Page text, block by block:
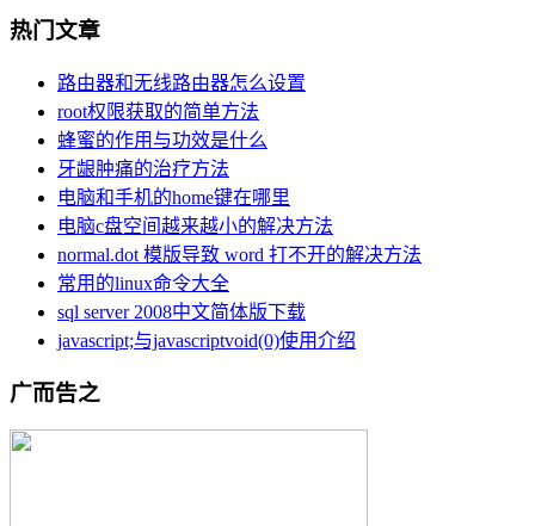
热门文章
路由器和无线路由器怎么设置
root权限获取的简单方法
蜂蜜的作用与功效是什么
牙龈肿痛的治疗方法
电脑和手机的home键在哪里
电脑c盘空间越来越小的解决方法
normal.dot 模版导致 word 打不开的解决方法
常用的linux命令大全
sql server 2008中文简体版下载
javascript;与javascriptvoid(0)使用介绍
广而告之